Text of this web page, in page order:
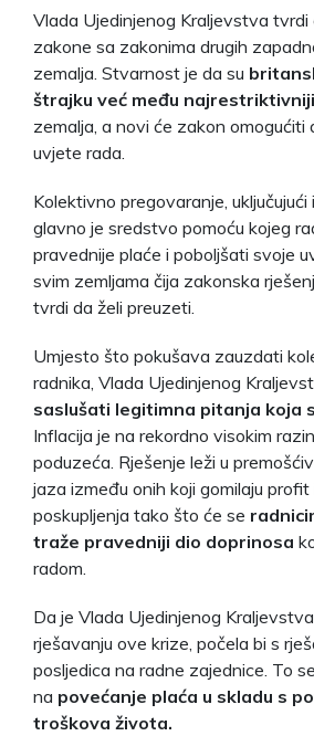
Vlada Ujedinjenog Kraljevstva tvrdi
zakone sa zakonima drugih
zemalja. Stvarnost je da su
štrajku već među
zemalja, a novi će zakon omogućiti
uvjete rada.
Kolektivno pregovaranje,
glavno je sredstvo pomoću kojeg
pravednije plaće i poboljšati svoje
svim zemljama čija zakonska
tvrdi da želi preuzeti.
Umjesto što pokušava zauzdati
radnika, Vlada Ujedinjenog
saslušati legitimna pitanja koja
Inflacija je na rekordno visokim
poduzeća. Rješenje leži u
jaza između onih koji gomilaju
poskupljenja tako što će se
traže pravedniji dio doprinosa
radom.
Da je Vlada Ujedinjenog
rješavanju ove krize, počela bi s
posljedica na radne zajednice. To
na povećanje plaća u skladu s
troškova života.